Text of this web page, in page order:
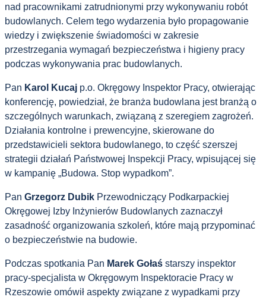
nad pracownikami zatrudnionymi przy wykonywaniu robót
budowlanych. Celem tego wydarzenia było propagowanie
wiedzy i zwiększenie świadomości w zakresie
przestrzegania wymagań bezpieczeństwa i higieny pracy
podczas wykonywania prac budowlanych.
Pan Karol Kucaj p.o. Okręgowy Inspektor Pracy, otwierając
konferencję, powiedział, że branża budowlana jest branżą o
szczególnych warunkach, związaną z szeregiem zagrożeń.
Działania kontrolne i prewencyjne, skierowane do
przedstawicieli sektora budowlanego, to część szerszej
strategii działań Państwowej Inspekcji Pracy, wpisującej się
w kampanię „Budowa. Stop wypadkom”.
Pan Grzegorz Dubik Przewodniczący Podkarpackiej
Okręgowej Izby Inżynierów Budowlanych zaznaczył
zasadność organizowania szkoleń, które mają przypominać
o bezpieczeństwie na budowie.
Podczas spotkania Pan Marek Gołaś starszy inspektor
pracy-specjalista w Okręgowym Inspektoracie Pracy w
Rzeszowie omówił aspekty związane z wypadkami przy